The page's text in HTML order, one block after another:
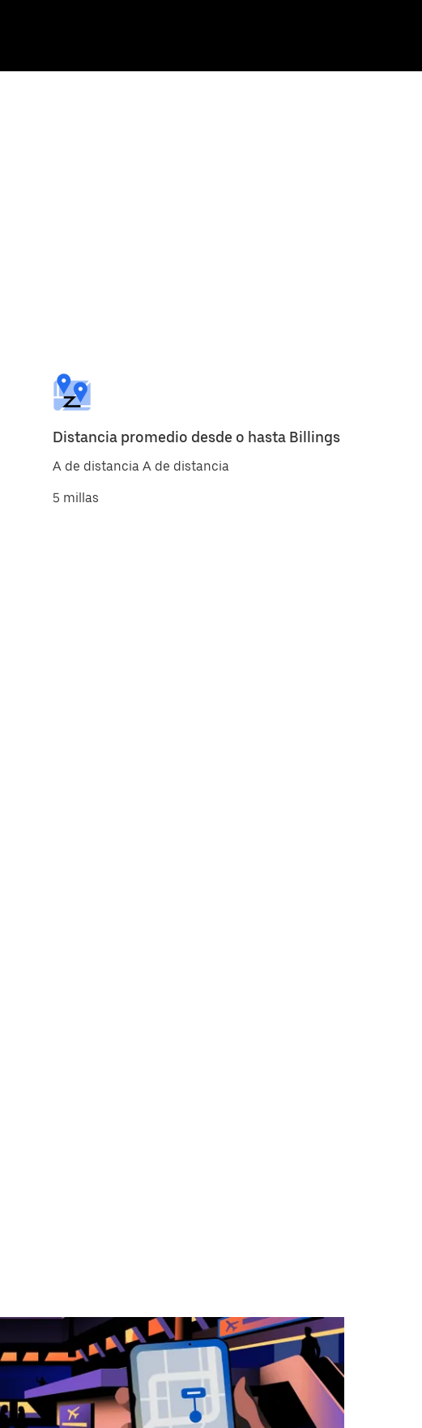
Distancia promedio desde o hasta Billings
A de distancia A de distancia
5 millas